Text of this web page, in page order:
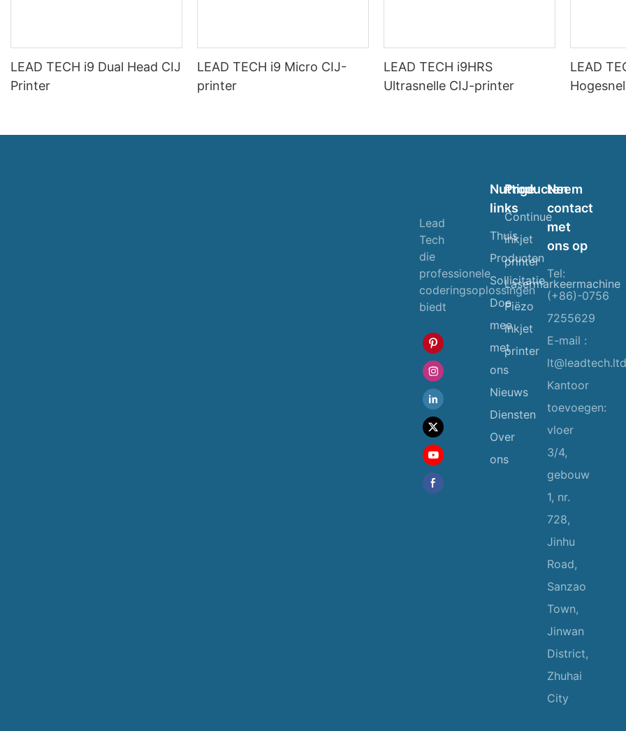
LEAD TECH i9 Dual Head CIJ
Printer
LEAD TECH i9 Micro CIJ-
printer
LEAD TECH i9HRS
Ultrasnelle CIJ-printer
LEAD
Lead
Tech
die
professionele
coderingsoplossingen
biedt
Nuttige
links
Thuis
Producten
Sollicitatie
Doe
mee
met
ons
Nieuws
Diensten
Over
ons
Producten
Continue
inkjet
printer
Lasermarkeermachine
Piëzo
inkjet
printer
Neem
contact
met
ons op
Tel:
(+86)-0756
7255629
E-mail :
lt@leadtech.ltd
Kantoor
toevoegen:
vloer
3/4,
gebouw
1, nr.
728,
Jinhu
Road,
Sanzao
Town,
Jinwan
District,
Zhuhai
City